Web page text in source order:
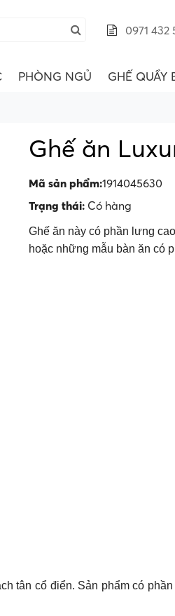
0971 432
PHÒNG NGỦ GHẾ QUẦY
Ghế ăn
Mã sản phẩm:1914045630
Trạng thái: Có hàng
Ghế ăn này có phần lưng
hoặc những mẫu bàn ăn có
tân cổ điển. Sản phẩm có